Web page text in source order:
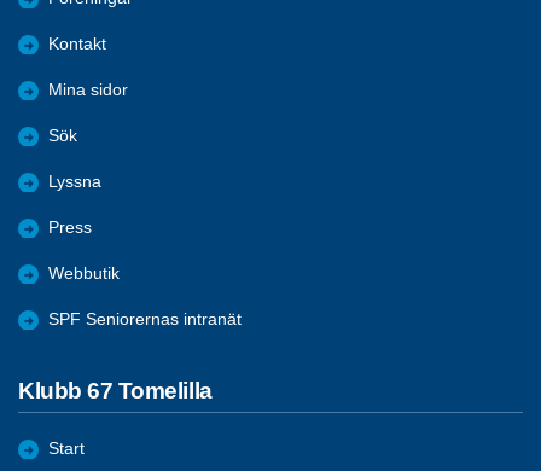
Kontakt
Mina sidor
Sök
Lyssna
Press
Webbutik
SPF Seniorernas intranät
Klubb 67 Tomelilla
Start